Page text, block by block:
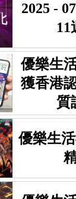
2025 -
11
優樂生
獲香港
質
優樂生